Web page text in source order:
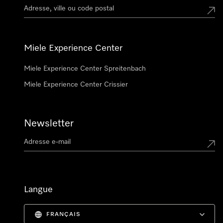
Miele Experience Center
Miele Experience Center Spreitenbach
Miele Experience Center Crissier
Newsletter
Langue
FRANÇAIS